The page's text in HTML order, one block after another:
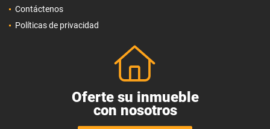
Contáctenos
Políticas de privacidad
Oferte su inmueble
con nosotros